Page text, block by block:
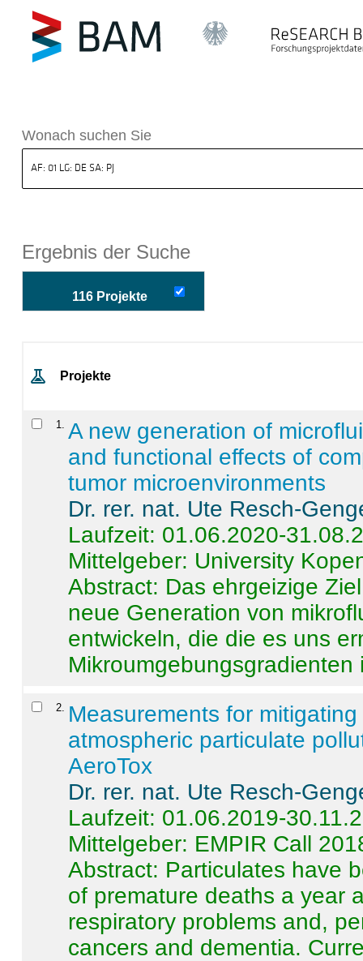
BAM
Wonach suchen Sie
Ergebnis der Suche
116 Projekte
Projekte
1
A new generation of
and functional effects of
tumor microenvironments
Dr. rer. nat. Ute Resch-
Laufzeit: 01.06.2020-
Mittelgeber: University
Abstract: Das ehrgeizige
neue Generation von
entwickeln, die die es uns
Mikroumgebungsgradienten
2
Measurements for
atmospheric particulate
AeroTox
Dr. rer. nat. Ute Resch-
Laufzeit: 01.06.2019-
Mittelgeber: EMPIR Call
Abstract: Particulates have
of premature deaths a year
respiratory problems and,
cancers and dementia.